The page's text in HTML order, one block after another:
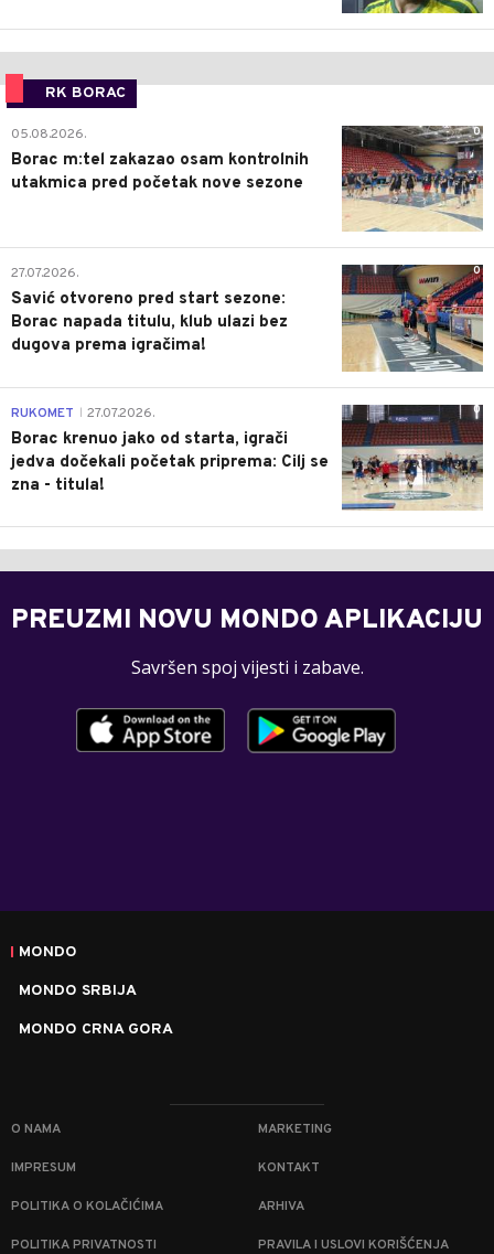
RK BORAC
0
05.08.2026.
Borac m:tel zakazao osam kontrolnih
utakmica pred početak nove sezone
0
27.07.2026.
Savić otvoreno pred start sezone:
Borac napada titulu, klub ulazi bez
dugova prema igračima!
0
RUKOMET 27.07.2026.
Borac krenuo jako od starta, igrači
jedva dočekali početak priprema: Cilj se
zna - titula!
PREUZMI NOVU MONDO APLIKACIJU
Savršen spoj vijesti i zabave.
MONDO
MONDO SRBIJA
MONDO CRNA GORA
O NAMA MARKETING
IMPRESUM KONTAKT
POLITIKA O KOLAČIĆIMA ARHIVA
POLITIKA PRIVATNOSTI PRAVILA I USLOVI KORIŠĆENJA